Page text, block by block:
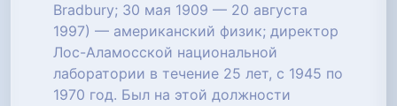
Bradbury; 30 мая 1909 — 20 августа
1997) — американский физик; директор
Лос-Аламосской национальной
лаборатории в течение 25 лет, с 1945 по
1970 год. Был на этой должности